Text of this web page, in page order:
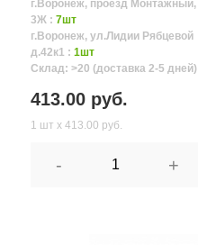
г.Воронеж, проезд Монтажный,
3Ж : 7шт
г.Воронеж, ул.Лидии Рябцевой
д.42к1 : 1шт
Склад: >20 (доставка 2-5 дней)
413.00 руб.
1 шт х 413.00 руб.
- +